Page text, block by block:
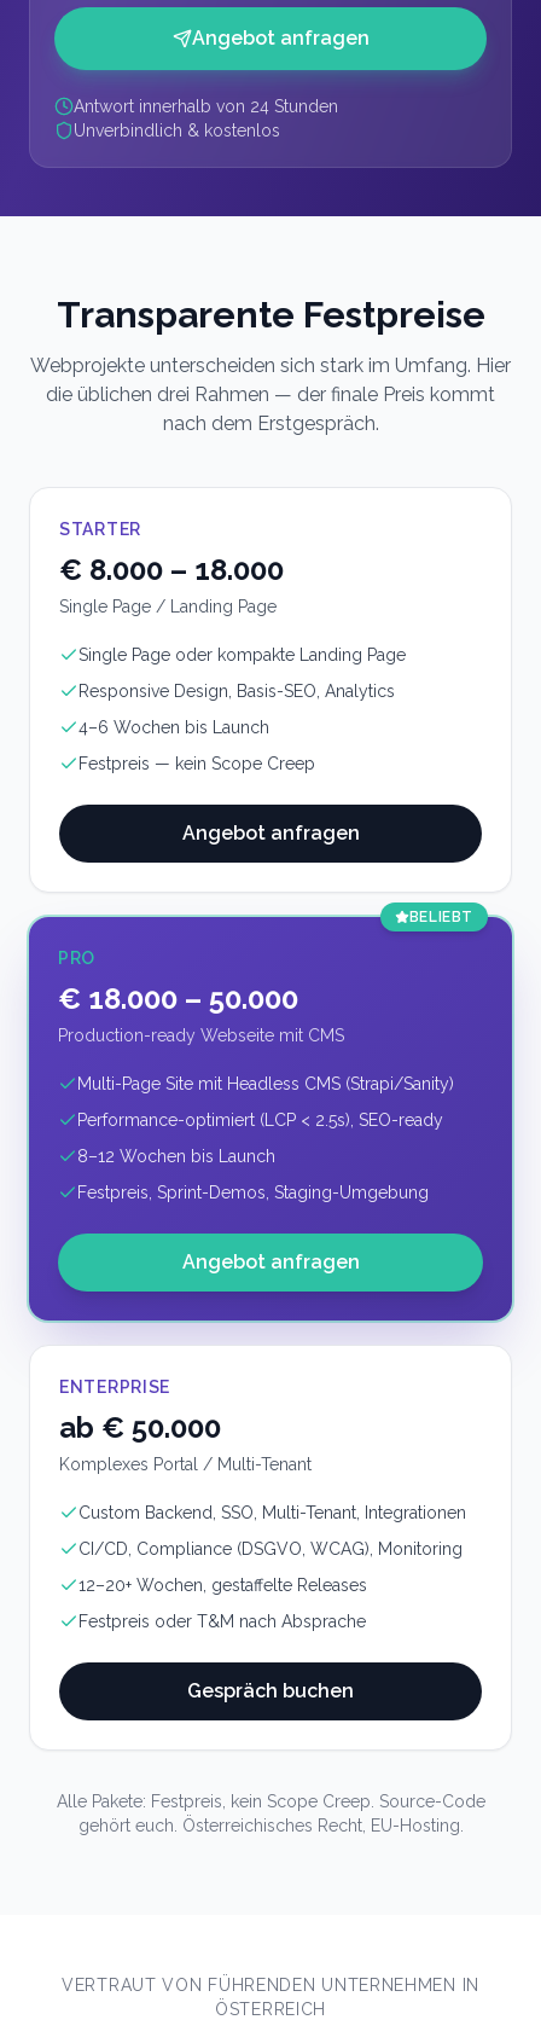
Angebot anfragen
Antwort innerhalb von 24 Stunden
Unverbindlich & kostenlos
Transparente Festpreise
Webprojekte unterscheiden sich stark im Umfang. Hier
die üblichen drei Rahmen — der finale Preis kommt
nach dem Erstgespräch.
STARTER
€ 8.000 – 18.000
Single Page / Landing Page
Single Page oder kompakte Landing Page
Responsive Design, Basis-SEO, Analytics
4–6 Wochen bis Launch
Festpreis — kein Scope Creep
Angebot anfragen
BELIEBT
PRO
€ 18.000 – 50.000
Production-ready Webseite mit CMS
Multi-Page Site mit Headless CMS (Strapi/Sanity)
Performance-optimiert (LCP < 2.5s), SEO-ready
8–12 Wochen bis Launch
Festpreis, Sprint-Demos, Staging-Umgebung
Angebot anfragen
ENTERPRISE
ab € 50.000
Komplexes Portal / Multi-Tenant
Custom Backend, SSO, Multi-Tenant, Integrationen
CI/CD, Compliance (DSGVO, WCAG), Monitoring
12–20+ Wochen, gestaffelte Releases
Festpreis oder T&M nach Absprache
Gespräch buchen
Alle Pakete: Festpreis, kein Scope Creep. Source-Code
gehört euch. Österreichisches Recht, EU-Hosting.
VERTRAUT VON FÜHRENDEN UNTERNEHMEN IN
ÖSTERREICH